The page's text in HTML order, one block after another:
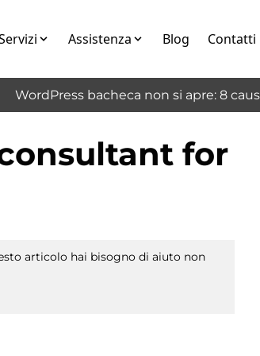
Assistenza Blog Contatti
WordPress bacheca non si apre: 8
for
articolo hai bisogno di aiuto non